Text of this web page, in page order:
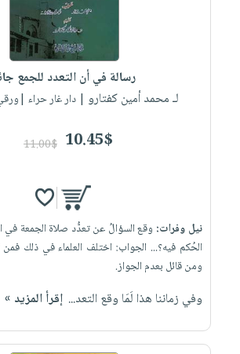
رسالة في أن التعدد للجمع
لـ محمد أمين كفتارو | دار غار حراء
10.45$
11.00$
نيل وفرات: وقع السؤالُ عن تعدُّد صلاة الجمعة في
الحُكم فيه؟... الجواب: اختلف العلماء في ذلك فمن
ومن قائل بعدم الجواز.
وفي زماننا هذا لَمَا وقع التعد... إقرأ المزيد »